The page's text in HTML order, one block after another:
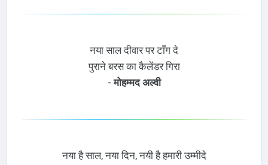
नया साल दीवार पर टाँग दे
पुराने बरस का कैलेंडर गिरा
-मोहम्मद अल्वी
नया है साल, नया दिन, नयी है हमारी उम्मीदे